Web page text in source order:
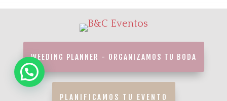
WEEDING PLANNER - ORGANIZAMOS TU BODA
PLANIFICAMOS TU EVENTO